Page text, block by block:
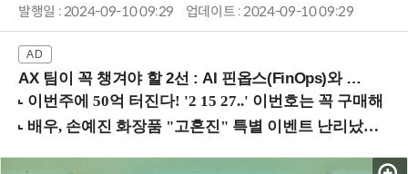
발행일 : 2024-09-10 09:29 업데이트 : 2024-09-10 09:29
AX 팀이 꼭 챙겨야 할 2선 : AI 핀옵스(FinOps)와 토큰 거버넌스 (8/21 잠실역)